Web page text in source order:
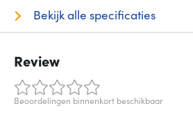
Bekijk alle specificaties
Review
Beoordelingen binnenkort beschikbaar